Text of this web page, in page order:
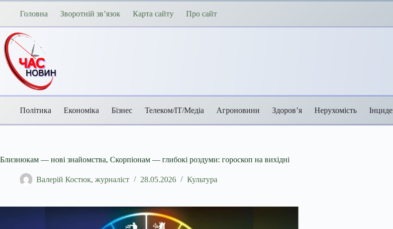
Перейти
Головна Зворотній зв’язок Карта сайту Про сайт
Політика Економіка Бізнес Телеком/ІТ/Медіа Агроновини Здоров’я Нерухомість
Близнюкам — нові знайомства, Скорпіонам — глибокі роздуми: гороскоп на вихідні
Валерій Костюк, журналіст 28.05.2026 Культура